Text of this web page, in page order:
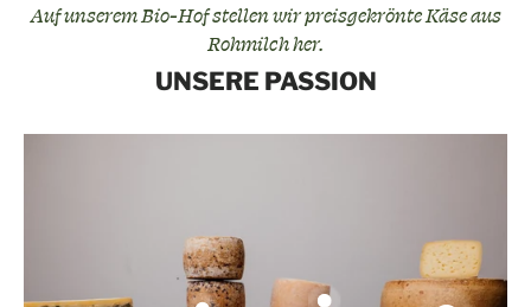
Auf unserem Bio-Hof stellen wir preisgekrönte Käse aus
Rohmilch her.
UNSERE PASSION